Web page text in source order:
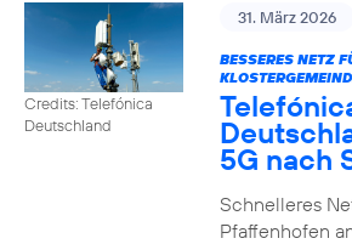
Credits: Telefónica
Deutschland
31. März 2026
BESSERES NETZ
5G nach
Schnelleres
Pfaffenhofen